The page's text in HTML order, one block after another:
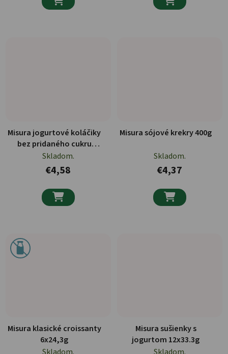
Misura jogurtové koláčiky
bez pridaného cukru
6x31,67g
Skladom.
€4,58

Misura sójové krekry 400g
Skladom.
€4,37

Misura klasické croissanty
6x24,3g
Misura sušienky s
jogurtom 12x33.3g